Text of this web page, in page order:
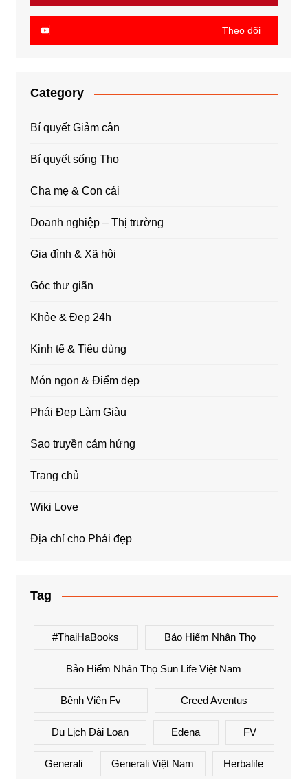
Theo dõi
Category
Bí quyết Giảm cân
Bí quyết sống Thọ
Cha mẹ & Con cái
Doanh nghiệp – Thị trường
Gia đình & Xã hội
Góc thư giãn
Khỏe & Đẹp 24h
Kinh tế & Tiêu dùng
Món ngon & Điểm đẹp
Phái Đẹp Làm Giàu
Sao truyền cảm hứng
Trang chủ
Wiki Love
Địa chỉ cho Phái đẹp
Tag
#ThaiHaBooks Bảo Hiểm Nhân Thọ
Bảo Hiểm Nhân Thọ Sun Life Việt Nam
Bệnh Viện Fv Creed Aventus
Du Lịch Đài Loan Edena FV
Generali Generali Việt Nam Herbalife